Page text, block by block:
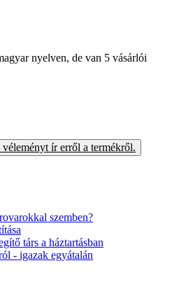
nyelven, de van 5 vásárlói
ír erről a termékről.
szemben?
társ a háztartásban
- igazak egyátalán